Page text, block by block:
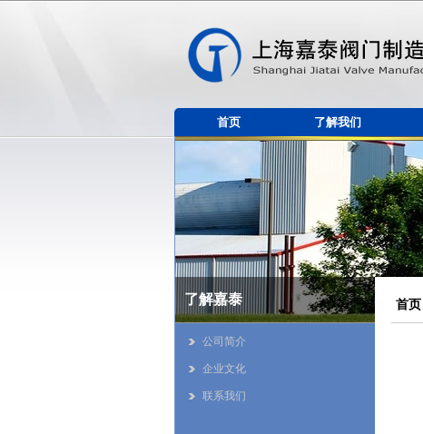
首页 了解我们
首页
了解嘉泰
公司简介
企业文化
联系我们